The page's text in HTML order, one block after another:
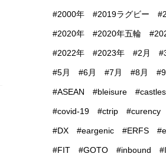
2000年 2019ラグビー
2020年 2020年五輪
2022年 2023年 2月
5月 6月 7月 8月
ASEAN bleisure
covid-19 ctrip curency
DX eargenic ERFS
FIT GOTO inbound